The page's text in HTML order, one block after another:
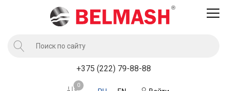
+375 (222) 79-88-88
0
Услуги завода BELMASH